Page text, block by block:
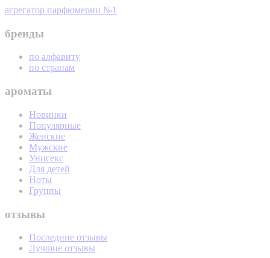
агрегатор парфюмерии №1
бренды
по алфавиту
по странам
ароматы
Новинки
Популярные
Женские
Мужские
Унисекс
Для детей
Ноты
Группы
отзывы
Последние отзывы
Лучшие отзывы